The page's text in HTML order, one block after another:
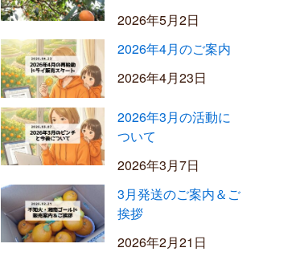
2026年5月2日
2026年4月のご案内
2026年4月23日
2026年3月の活動に
ついて
2026年3月7日
3月発送のご案内＆ご
挨拶
2026年2月21日